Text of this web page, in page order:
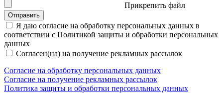
Прикрепить файл
Отправить
Я даю согласие на обработку персональных данных в
соответствии с Политикой защиты и обработки персональных
данных
Согласен(на) на получение рекламных рассылок
Согласие на обработку персональных данных
Согласие на получение рекламных рассылок
Политика защиты и обработки персональных данных